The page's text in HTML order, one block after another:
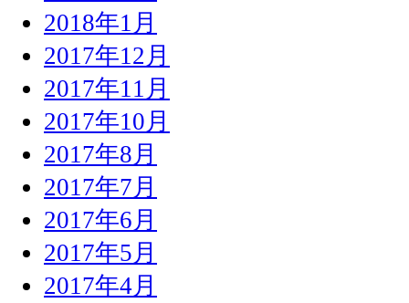
2018年1月
2017年12月
2017年11月
2017年10月
2017年8月
2017年7月
2017年6月
2017年5月
2017年4月